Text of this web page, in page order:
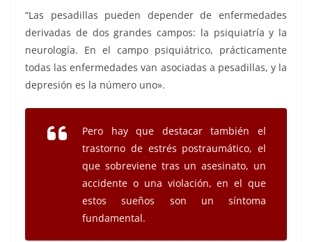
“Las pesadillas pueden depender de enfermedades
derivadas de dos grandes campos: la psiquiatría y la
neurología. En el campo psiquiátrico, prácticamente
todas las enfermedades van asociadas a pesadillas, y la
depresión es la número uno».
Pero hay que destacar también el
trastorno de estrés postraumático, el
que sobreviene tras un asesinato, un
accidente o una violación, en el que
estos sueños son un síntoma
fundamental.